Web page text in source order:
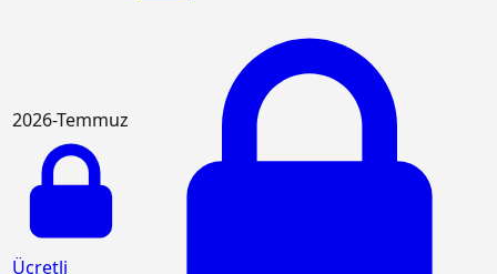
2026-Temmuz
Ücretli